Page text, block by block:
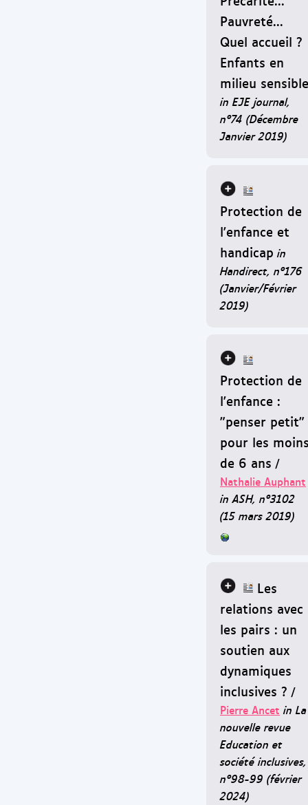
Pauvreté...
Quel accueil ?
Enfants en
milieu sensible
in EJE journal,
n°74 (Décembre
Janvier 2019)
Protection de
l'enfance et
handicap in
Handirect, n°176
(Janvier/Février
2019)
Protection de
l'enfance :
"penser petit"
pour les
de 6 ans /
Nathalie Auphant
in ASH, n°3102
(15 mars 2019)
Les
relations avec
les pairs : un
soutien aux
dynamiques
inclusives ? /
Pierre Ancet in La
nouvelle revue
Education et
société inclusives,
n°98-99 (février
2024)